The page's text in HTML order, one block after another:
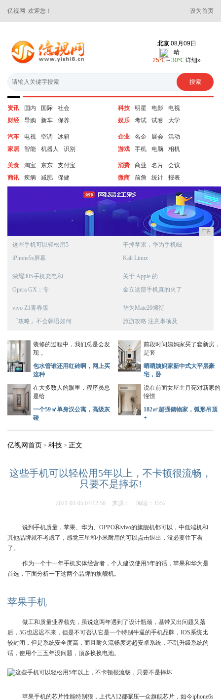
亿视网 欢迎您！ 设为首页
资讯 国内 国际
社会
财经
导购 新车 保养
科技 明星 电影
电视
娱乐
考试 试卷 大学
汽车 电视 空调
冰箱
家居
智能 机器人 识别
企业 名企 展会
活动
游戏
手机 电脑 相机
美食 淘宝 京东
支付宝
商讯
疾病 减肥 保健
消费 商业 名片
会议
微商
前詹 统计 报表
广告
这些手机可以轻松用5
iPhone5s屏幕
干掉苹果，华为手机崛
Kali Linux
荣耀30S手机充电和
Opera GX：专
关于 Apple 的
金立这部手机真的火了
vivo Z1青春版
「攻略」不会韩语如何
华为Mate20领衔
旅游攻略 注意事项及
装修的过程中，我们总是会发
现，
包水管谁还用红砖啊，网上买
这种
前段时间姨妈家买了套新房，
是套
晒晒姨妈家新中式大平层豪
宅，卧
在大多数人的眼里，程序员总
是给
一个59㎡单身汉公寓，高级灰
碰
说在前面女屋主月亮对新家的
憧憬
182㎡超强储物家，弧形吊顶
+
亿视网首页 > 科技 > 正文
这些手机可以轻松用5年以上，不卡顿很流畅，
只要不是摔坏!
2021-03-05 07:12:50 来源： 阅读：1552
说到手机质量，苹果、华为、OPPO和vivo的旗舰机都可以，中低端机和
其他品牌就不考虑了，感觉三星和小米耐用的可以点击退出，没必要往下看
了。
作为一个十一年手机实体经营者，个人建议使用5年的话，苹果和华为是
首选，下面分析一下这两个品牌的旗舰机。
苹果手机
做工和质量业界领先，虽说这两年遇到了设计瓶颈，基带又出问题又落
后，5G也迟迟不来，但是不可否认它是一个特别牛逼的手机品牌，IOS系统比
较封闭，但是系统安全度高，而且耐久流畅度远超安卓系统，不乱升级系统的
话，使用个三五年没问题，顶多换换电池。
苹果手机的芯片性能特别狠，上代A12都碾压一众旗舰芯片，如今iphone6s